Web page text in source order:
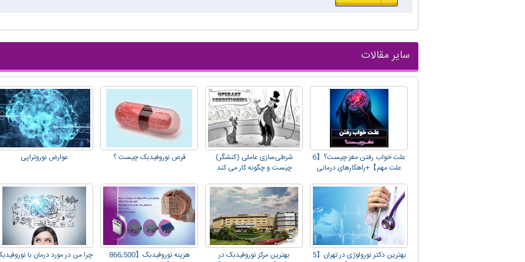
سایر مقالات
علت خواب رفتن مغز چیست؟【6
علت مهم】+راهکارهای درمانی
شرطی‌سازی عاملی (کنشگر)
چیست و چگونه کار می کند
قرص نوروفیدبک چیست ؟ عوارض نوروتراپی
بهترین دکتر نورولوژی در تهران【5
بهترین مرکز نوروفیدبک در
هزینه نوروفیدبک【866,500
چرا من در مورد درمان با